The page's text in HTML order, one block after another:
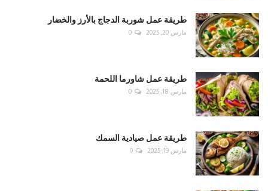
طريقة عمل شوربة الدجاج بالأرز والخضار
مارس 20, 2025 0
طريقة عمل شاورما اللحمة
مارس 18, 2025 0
طريقة عمل صيادية السمك
مارس 19, 2025 0